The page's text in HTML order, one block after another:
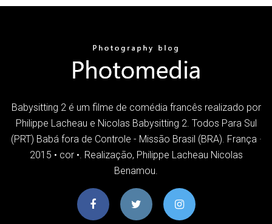
Babysitting 2 é um filme de comédia francês realizado por
Philippe Lacheau e Nicolas Babysitting 2. Todos Para Sul
(PRT) Babá fora de Controle - Missão Brasil (BRA). França ·
2015 • cor •. Realização, Philippe Lacheau Nicolas
Benamou.